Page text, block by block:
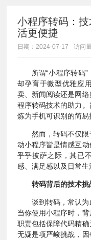
小程序转码：
活更便捷
日期：2024-07-17 访问
所谓“小程序转码
却孕育于微型优雅应
卖、新闻阅读还是网
程序转码技术的助力
炼为手机可识别的简易
然而，转码不仅
动小程序皆是情感互
乎乎披萨之际，其已
感、满足感以及日常生
转码背后的技术挑
谈到转码，常认
当你使用小程序时，
职责包括保障代码精
无疑是项严峻挑战，